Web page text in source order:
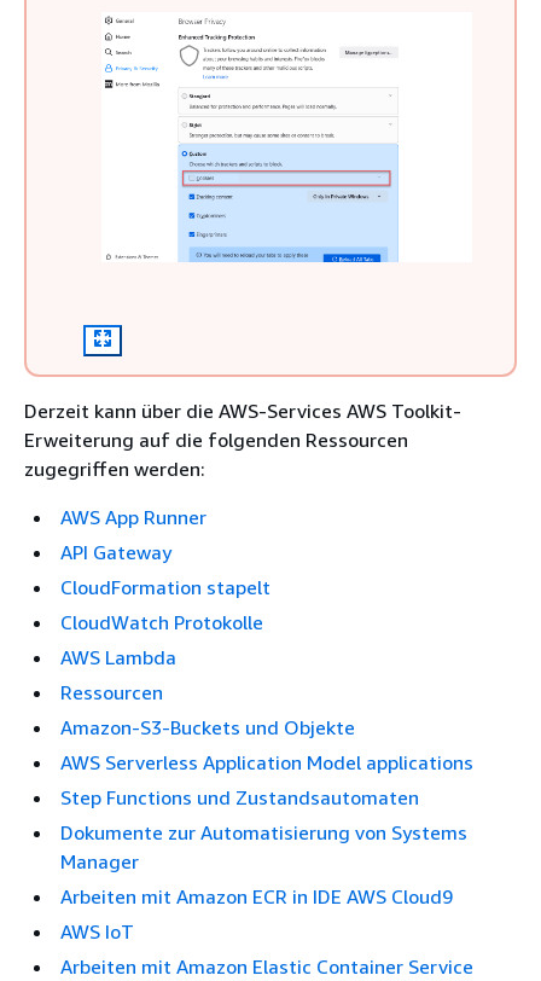
Derzeit kann über die AWS-Services AWS Toolkit-
Erweiterung auf die folgenden Ressourcen
zugegriffen werden:
AWS App Runner
API Gateway
CloudFormation stapelt
CloudWatch Protokolle
AWS Lambda
Ressourcen
Amazon-S3-Buckets und Objekte
AWS Serverless Application Model applications
Step Functions und Zustandsautomaten
Dokumente zur Automatisierung von Systems
Manager
Arbeiten mit Amazon ECR in IDE AWS Cloud9
AWS IoT
Arbeiten mit Amazon Elastic Container Service